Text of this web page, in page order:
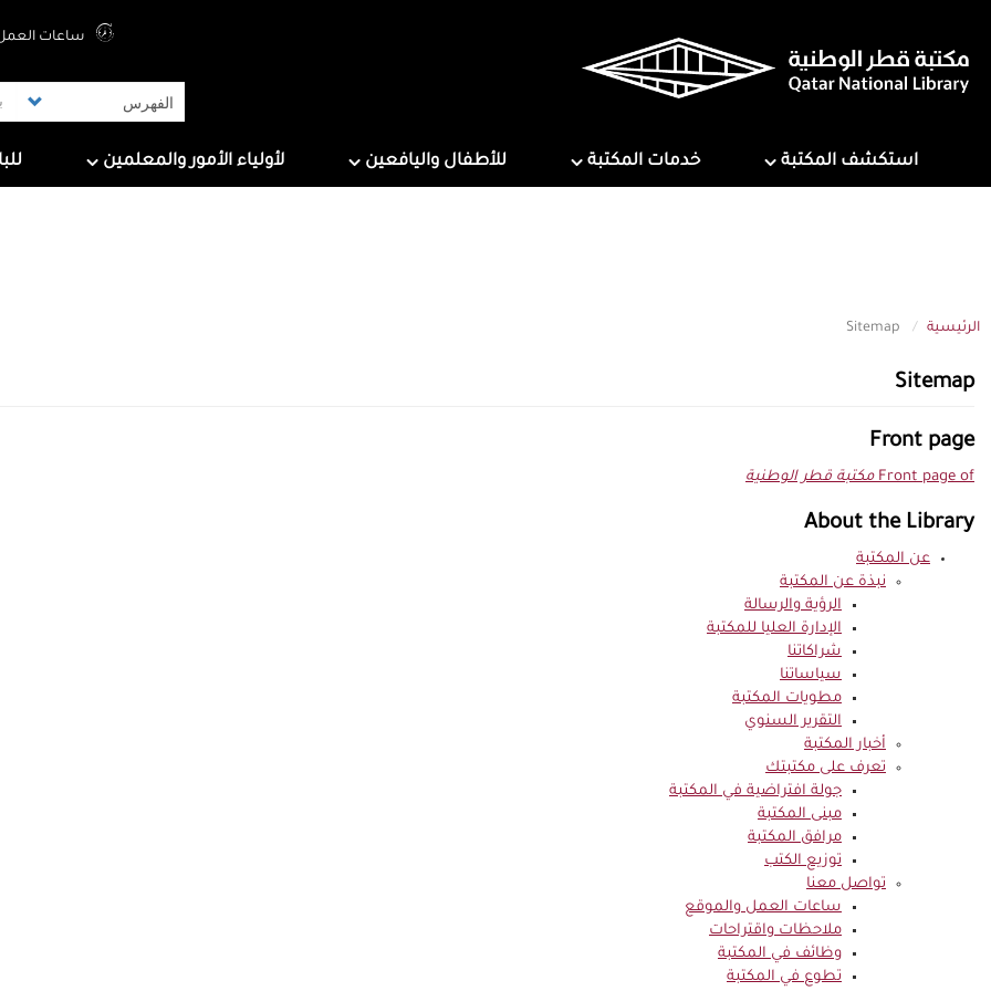
المحتوى
ساعات
Explore Library
استكشف المكتبة
Services
خدمات المكتبة
For Children And Teens
للأطفال واليافعين
For Parents & Educators
لأولياء الأمور والمعلمين
الرئيسية
Sitemap
Front page
Front page of مكتبة قطر الوطنية
About the Library
عن المكتبة
نبذة عن المكتبة
الرؤية والرسالة
الإدارة العليا للمكتبة
شراكاتنا
سياساتنا
مطويات المكتبة
التقرير السنوي
أخبار المكتبة
تعرف على مكتبتك
جولة افتراضية في المكتبة
مبنى المكتبة
مرافق المكتبة
توزيع الكتب
تواصل معنا
ساعات العمل والموقع
ملاحظات واقتراحات
وظائف في المكتبة
تطوع في المكتبة